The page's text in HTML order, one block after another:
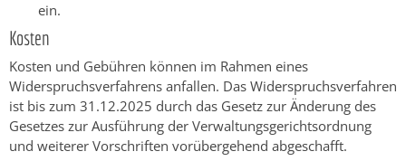
ein.
Kosten
Kosten und Gebühren können im Rahmen eines
Widerspruchsverfahrens anfallen. Das Widerspruchsverfahren
ist bis zum 31.12.2025 durch das Gesetz zur Änderung des
Gesetzes zur Ausführung der Verwaltungsgerichtsordnung
und weiterer Vorschriften vorübergehend abgeschafft.